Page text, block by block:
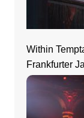
Within
Frankfurter